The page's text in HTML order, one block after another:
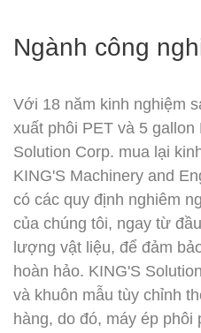
Ngành công
Với 18 năm kinh nghiệm
xuất phôi PET và 5
Solution Corp. mua lại
KING'S Machinery and
có các quy định nghiêm
của chúng tôi, ngay từ
lượng vật liệu, để đảm
hoàn hảo. KING'S
và khuôn mẫu tùy chỉnh
hàng, do đó, máy ép